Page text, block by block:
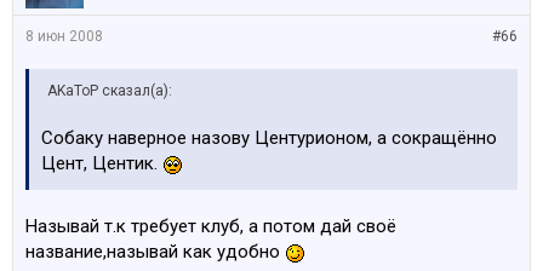
#66
8 июн 2008
AKaToP сказал(а):
Собаку наверное назову Центурионом, а сокращённо
Цент, Центик.
Называй т.к требует клуб, а потом дай своё
название,называй как удобно